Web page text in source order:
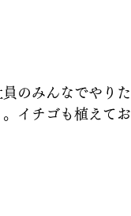
のみんなでやりた
イチゴも植えてお